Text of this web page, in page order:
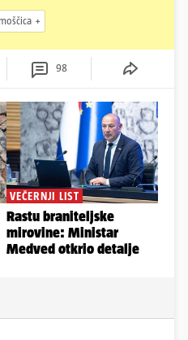
98